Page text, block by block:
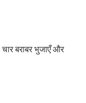
बराबर भुजाएँ और